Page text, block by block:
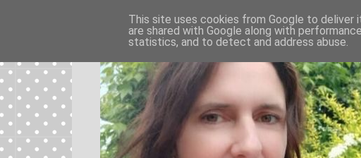
This site uses cookies from Google to deliver
are shared with Google along with
statistics, and to detect and address abuse.